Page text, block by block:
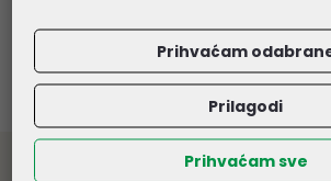
Veleprodaja informatičke
Prihvaćam
Prilagodi
Prihvaćam sve